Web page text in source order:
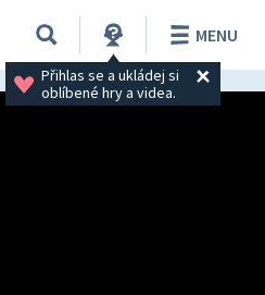
Přihlas se a ukládej si
oblíbené hry a videa.
MENU